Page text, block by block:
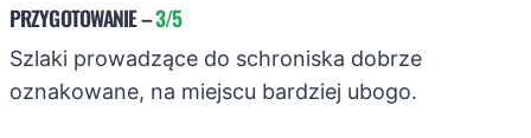
PRZYGOTOWANIE–3/5
Szlaki prowadzące do schroniska dobrze
oznakowane, na miejscu bardziej ubogo.